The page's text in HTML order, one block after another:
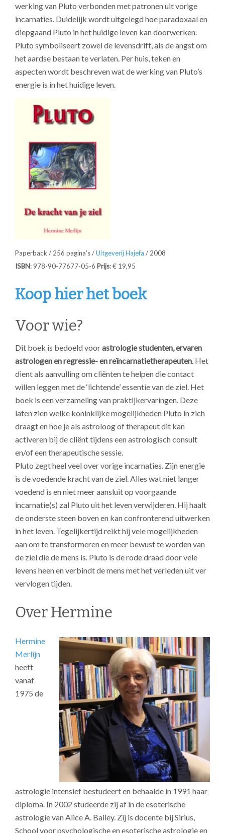
werking van Pluto verbonden met patronen uit vorige
incarnaties. Duidelijk wordt uitgelegd hoe paradoxaal en
diepgaand Pluto in het huidige leven kan doorwerken.
Pluto symboliseert zowel de levensdrift, als de angst om
het aardse bestaan te verlaten. Per huis, teken en
aspecten wordt beschreven wat de werking van Pluto’s
energie is in het huidige leven.
Paperback / 256 pagina’s /Uitgeverij Hajefa / 2008
ISBN: 978-90-77677-05-6 Prijs: € 19,95
Koop hier het boek
Voor wie?
Dit boek is bedoeld voorastrologie studenten, ervaren
astrologen en regressie- en reïncarnatietherapeuten. Het
dient als aanvulling om cliënten te helpen die contact
willen leggen met de ‘lichtende’ essentie van de ziel. Het
boek is een verzameling van praktijkervaringen. Deze
laten zien welke koninklijke mogelijkheden Pluto in zich
draagt en hoe je als astroloog of therapeut dit kan
activeren bij de cliënt tijdens een astrologisch consult
en/of een therapeutische sessie.
Pluto zegt heel veel over vorige incarnaties. Zijn energie
is de voedende kracht van de ziel. Alles wat niet langer
voedend is en niet meer aansluit op voorgaande
incarnatie(s) zal Pluto uit het leven verwijderen. Hij haalt
de onderste steen boven en kan confronterend uitwerken
in het leven. Tegelijkertijd reikt hij vele mogelijkheden
aan om te transformeren en meer bewust te worden van
de ziel die de mens is. Pluto is de rode draad door vele
levens heen en verbindt de mens met het verleden uit ver
vervlogen tijden.
Over Hermine
Hermine
Merlijn
heeft
vanaf
1975 de
astrologie intensief bestudeert en behaalde in 1991 haar
diploma. In 2002 studeerde zij af in de esoterische
astrologie van Alice A. Bailey. Zij is docente bij Sirius,
School voor psychologische en esoterische astrologie en